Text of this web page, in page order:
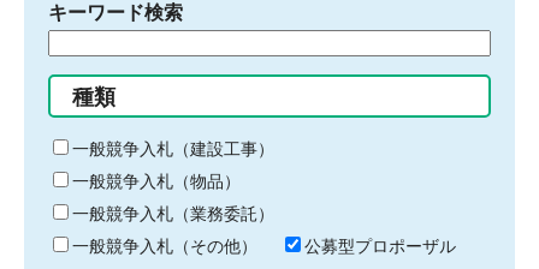
キーワード検索
る
キ
ー
ワ
ー
ド
種類
一般競争入札（建設工事）
一般競争入札（物品）
一般競争入札（業務委託）
一般競争入札（その他）
公募型プロポーザル